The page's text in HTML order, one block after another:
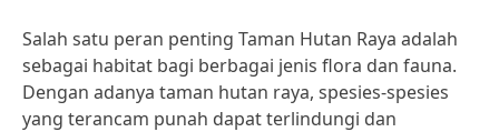
Salah satu peran penting Taman Hutan Raya adalah
sebagai habitat bagi berbagai jenis flora dan fauna.
Dengan adanya taman hutan raya, spesies-spesies
yang terancam punah dapat terlindungi dan